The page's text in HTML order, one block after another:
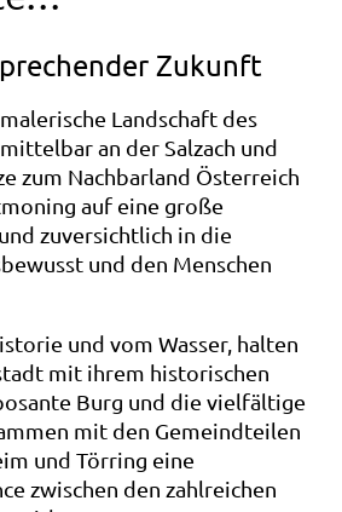
Zukunft
Landschaft des
an der Salzach und
zum Nachbarland Österreich
auf eine große
zuversichtlich in die
und den Menschen
und vom Wasser, halten
mit ihrem historischen
Burg und die vielfältige
mit den Gemeindteilen
und Törring eine
zwischen den zahlreichen